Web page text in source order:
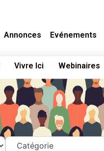
Annonces Evénements
Vivre Ici Webinaires
Catégorie